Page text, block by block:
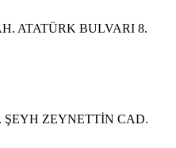
ATATÜRK BULVARI 8.
ZEYNETTİN CAD.